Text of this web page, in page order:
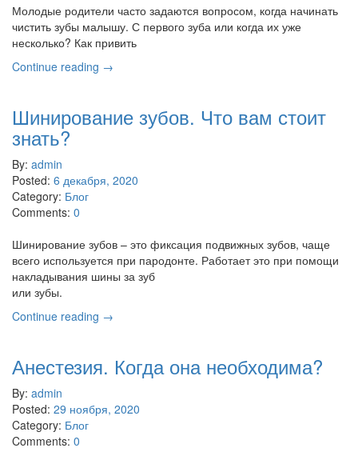
Молодые родители часто задаются вопросом, когда начинать
чистить зубы малышу. С первого зуба или когда их уже
несколько? Как привить
Continue reading →
Шинирование зубов. Что вам стоит
знать?
By: admin
Posted: 6 декабря, 2020
Category: Блог
Comments: 0
Шинирование зубов – это фиксация подвижных зубов, чаще
всего используется при пародонте. Работает это при помощи
накладывания шины за зуб
или зубы.
Continue reading →
Анестезия. Когда она необходима?
By: admin
Posted: 29 ноября, 2020
Category: Блог
Comments: 0